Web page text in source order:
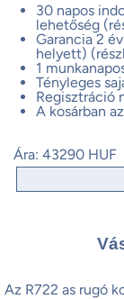
30 napos
lehetőség
Garancia 2
helyett)
1
Tényleges
Regisztráció
A kosárban
Ára: 43290 HUF
Az R722 as rugó